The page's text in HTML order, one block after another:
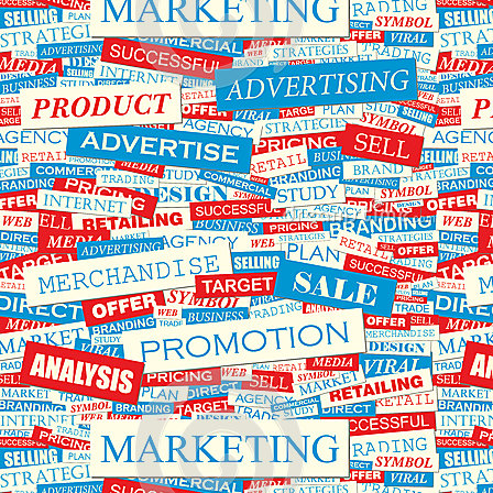
دی
ماه
افزایش
خواهد
یافت
را
روی
پنل
ثبت
نمایند